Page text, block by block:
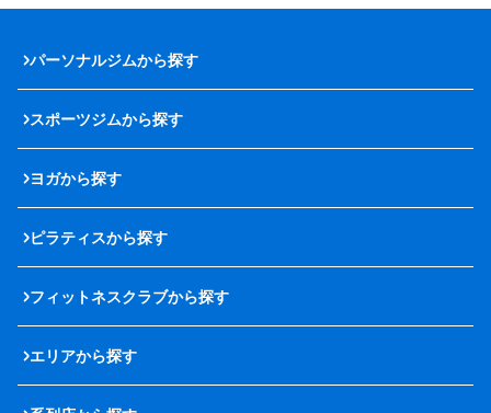
パーソナルジムから探す
スポーツジムから探す
ヨガから探す
ピラティスから探す
フィットネスクラブから探す
エリアから探す